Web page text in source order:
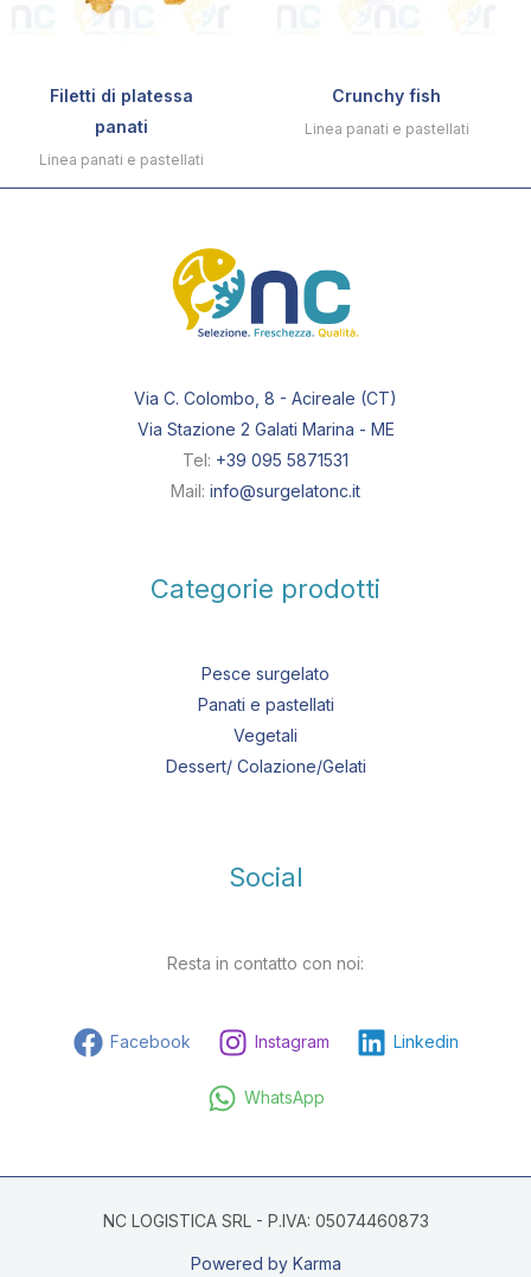
Filetti di platessa
panati
Linea panati e pastellati
Crunchy fish
Linea panati e pastellati
Via C. Colombo, 8 - Acireale (CT)
Via Stazione 2 Galati Marina - ME
Tel: +39 095 5871531
Mail: info@surgelatonc.it
Categorie prodotti
Pesce surgelato
Panati e pastellati
Vegetali
Dessert/ Colazione/Gelati
Social
Resta in contatto con noi:
Facebook Instagram Linkedin
WhatsApp
NC LOGISTICA SRL - P.IVA: 05074460873
Powered by Karma